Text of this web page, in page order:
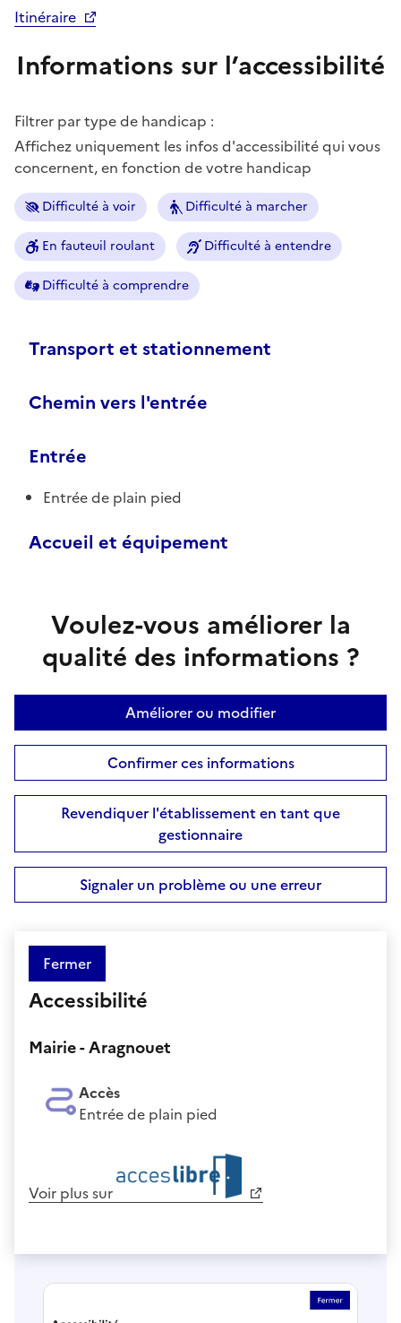
Itinéraire
Informations sur l’accessibilité
Filtrer par type de handicap :
Affichez uniquement les infos d'accessibilité qui vous
concernent, en fonction de votre handicap
Difficulté à voir Difficulté à marcher
En fauteuil roulant Difficulté à entendre
Difficulté à comprendre
Transport et stationnement
Chemin vers l'entrée
Entrée
Entrée de plain pied
Accueil et équipement
Voulez-vous améliorer la
qualité des informations ?
Améliorer ou modifier
Confirmer ces informations
Revendiquer l'établissement en tant que
gestionnaire
Signaler un problème ou une erreur
Fermer
Accessibilité
Mairie - Aragnouet
Accès
Entrée de plain pied
Voir plus sur